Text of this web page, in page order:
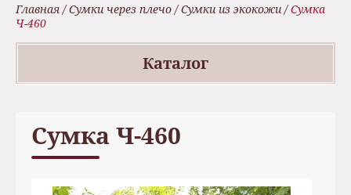
Главная/Сумки через плечо/Сумки из экокожи /Сумка
Ч-460
Каталог
Сумка Ч-460